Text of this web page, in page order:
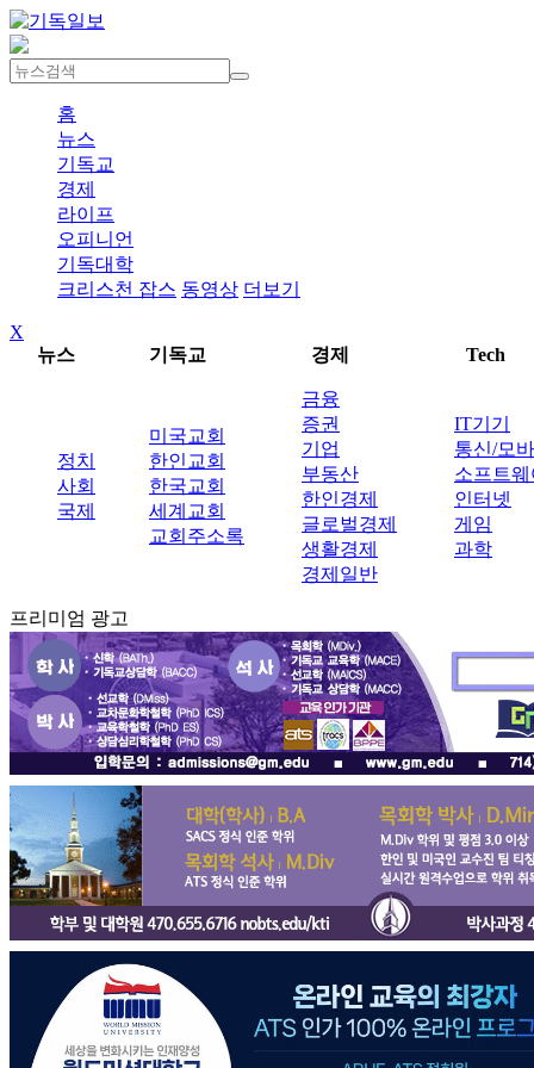
홈
뉴스
기독교
경제
라이프
오피니언
기독대학
크리스천 잡스 동영상 더보기
X
뉴스
기독교 경제 Tech
정치
사회
국제
미국교회
한인교회
한국교회
세계교회
교회주소록
금융
증권
기업
부동산
한인경제
글로벌경제
생활경제
경제일반
IT기기
통신/모
소프트웨
인터넷
게임
과학
프리미엄 광고